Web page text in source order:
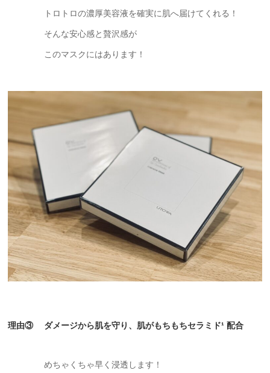
トロトロの濃厚美容液を確実に肌へ届けてくれる！
そんな安心感と贅沢感が
このマスクにはあります！
理由③ ダメージから肌を守り、 肌がもちもちセラミド¹ 配合
めちゃくちゃ早く浸透します！